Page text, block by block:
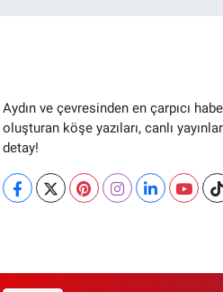
Aydın ve çevresinden en çarpıcı
oluşturan köşe yazıları, canlı
detay!